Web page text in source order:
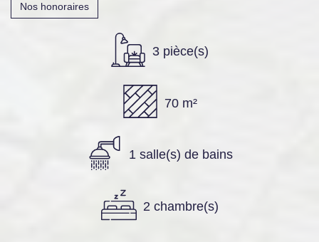
Nos honoraires
3 pièce(s)
70 m²
1 salle(s) de bains
2 chambre(s)